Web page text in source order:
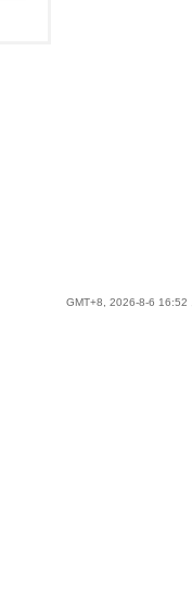
GMT+8, 2026-8-6 16:52